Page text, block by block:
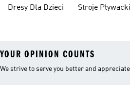
Dresy Dla Dzieci
Stroje
YOUR OPINION COUNTS
We strive to serve you better and